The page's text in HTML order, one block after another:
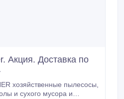
Акция. Доставка по
хозяйственные пылесосы,
и сухого мусора и